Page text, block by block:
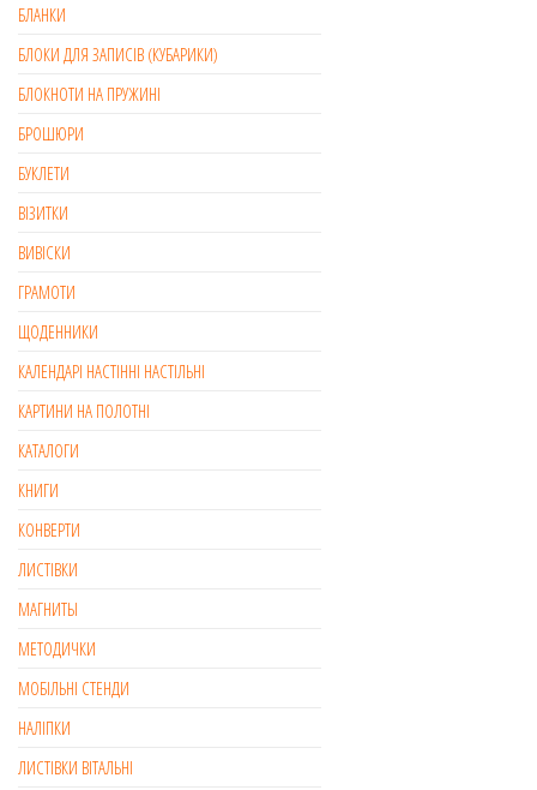
БЛАНКИ
БЛОКИ ДЛЯ ЗАПИСІВ (КУБАРИКИ)
БЛОКНОТИ НА ПРУЖИНІ
БРОШЮРИ
БУКЛЕТИ
ВІЗИТКИ
ВИВІСКИ
ГРАМОТИ
ЩОДЕННИКИ
КАЛЕНДАРІ НАСТІННІ НАСТІЛЬНІ
КАРТИНИ НА ПОЛОТНІ
КАТАЛОГИ
КНИГИ
КОНВЕРТИ
ЛИСТІВКИ
МАГНИТЫ
МЕТОДИЧКИ
МОБІЛЬНІ СТЕНДИ
НАЛІПКИ
ЛИСТІВКИ ВІТАЛЬНІ